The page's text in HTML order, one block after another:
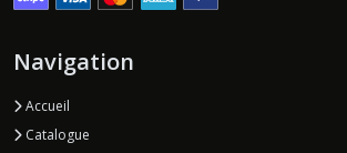
Navigation
Accueil
Catalogue